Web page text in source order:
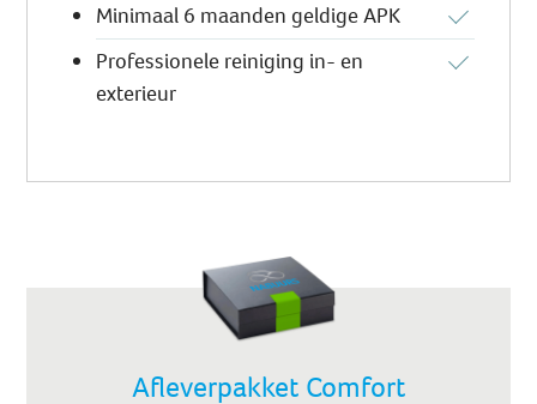
Minimaal 6 maanden geldige APK
Professionele reiniging in- en
exterieur
Afleverpakket Comfort